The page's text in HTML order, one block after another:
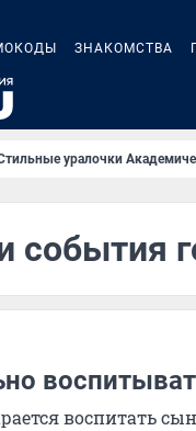
ЗНАКОМСТВА
уралочки
события
воспитать